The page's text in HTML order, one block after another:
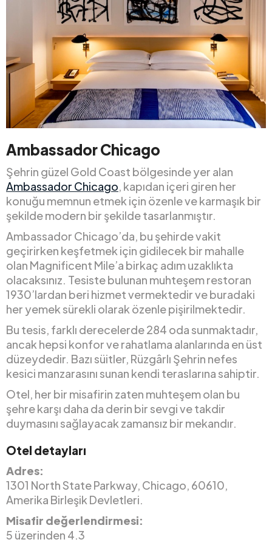
Ambassador Chicago
Şehrin güzel Gold Coast bölgesinde yer alan
Ambassador Chicago, kapıdan içeri giren her
konuğu memnun etmek için özenle ve karmaşık bir
şekilde modern bir şekilde tasarlanmıştır.
Ambassador Chicago’da, bu şehirde vakit
geçirirken keşfetmek için gidilecek bir mahalle
olan Magnificent Mile’a birkaç adım uzaklıkta
olacaksınız. Tesiste bulunan muhteşem restoran
1930’lardan beri hizmet vermektedir ve buradaki
her yemek sürekli olarak özenle pişirilmektedir.
Bu tesis, farklı derecelerde 284 oda sunmaktadır,
ancak hepsi konfor ve rahatlama alanlarında en üst
düzeydedir. Bazı süitler, Rüzgârlı Şehrin nefes
kesici manzarasını sunan kendi teraslarına sahiptir.
Otel, her bir misafirin zaten muhteşem olan bu
şehre karşı daha da derin bir sevgi ve takdir
duymasını sağlayacak zamansız bir mekandır.
Otel detayları
Adres:
1301 North State Parkway, Chicago, 60610,
Amerika Birleşik Devletleri.
Misafir değerlendirmesi:
5 üzerinden 4.3